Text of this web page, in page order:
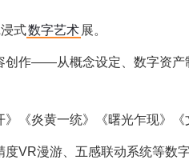
式数字艺术 展。
创作——从概念设定、数字资产
《炎黄一统》《曙光乍现》《
VR漫游、五感联动系统等数